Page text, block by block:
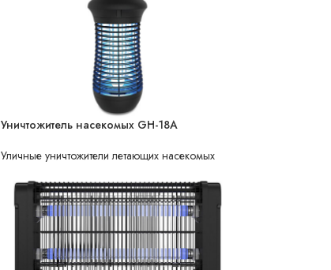
НЕТ В НАЛИЧИИ
Уничтожитель насекомых GH-18A
Уличные уничтожители летающих насекомых